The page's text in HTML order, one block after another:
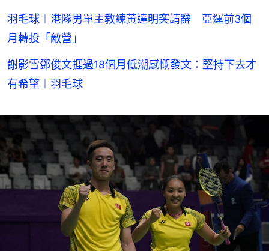
羽毛球︱港隊男單主教練黃達明突請辭 亞運前3個
月轉投「敵營」
謝影雪鄧俊文捱過18個月低潮感慨發文：堅持下去才
有希望︱羽毛球